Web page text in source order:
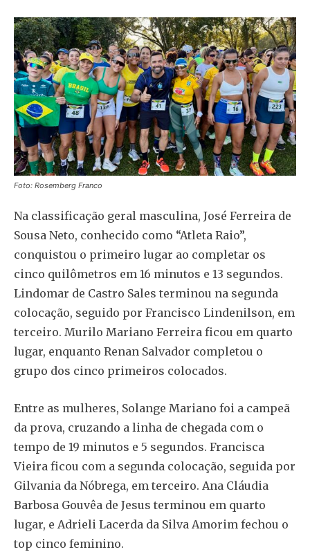
Foto: Rosemberg Franco
Na classificação geral masculina, José Ferreira de
Sousa Neto, conhecido como “Atleta Raio”,
conquistou o primeiro lugar ao completar os
cinco quilômetros em 16 minutos e 13 segundos.
Lindomar de Castro Sales terminou na segunda
colocação, seguido por Francisco Lindenilson, em
terceiro. Murilo Mariano Ferreira ficou em quarto
lugar, enquanto Renan Salvador completou o
grupo dos cinco primeiros colocados.
Entre as mulheres, Solange Mariano foi a campeã
da prova, cruzando a linha de chegada com o
tempo de 19 minutos e 5 segundos. Francisca
Vieira ficou com a segunda colocação, seguida por
Gilvania da Nóbrega, em terceiro. Ana Cláudia
Barbosa Gouvêa de Jesus terminou em quarto
lugar, e Adrieli Lacerda da Silva Amorim fechou o
top cinco feminino.